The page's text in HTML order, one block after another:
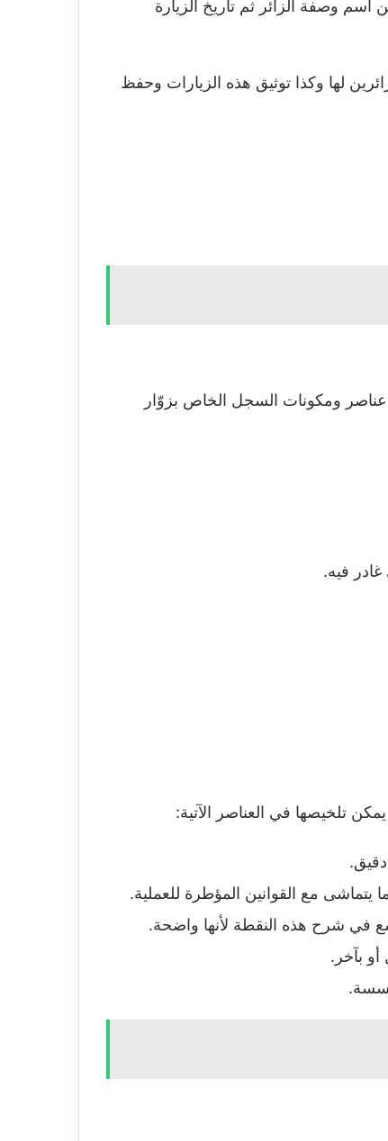
وصفة الزائر ثم تاريخ الزيارة
لها وكذا توثيق هذه الزيارات وحفظ
عناصر ومكونات السجل الخاص بزوّار
غادر فيه.
تلخيصها في العناصر الآتية:
مع القوانين المؤطرة للعملية.
في شرح هذه النقطة لأنها واضحة.
بآخر.